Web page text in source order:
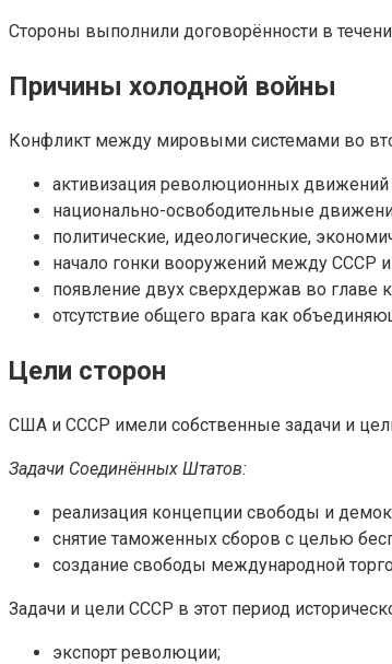
Стороны выполнили договорённости в
Причины холодной войны
Конфликт между мировыми системами во
активизация революционных
национально-освободительные
политические, идеологические,
начало гонки вооружений между СССР
появление двух сверхдержав во главе
отсутствие общего врага как
Цели сторон
США и СССР имели собственные задачи и
Задачи Соединённых Штатов:
реализация концепции свободы и
снятие таможенных сборов с целью
создание свободы международной
Задачи и цели СССР в этот период
экспорт революции;